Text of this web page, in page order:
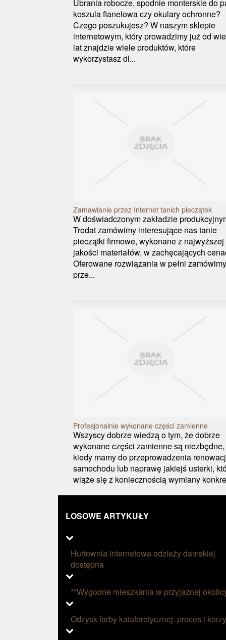
Ubrania robocze, spodnie monterskie do
koszula flanelowa czy okulary ochronne?
Czego poszukujesz? W naszym sklepie
internetowym, który prowadzimy już od
lat znajdzie wiele produktów, które
wykorzystasz dl...
Zamawianie przez Internet tanich pieczątek
W doświadczonym zakładzie
Trodat zamówimy interesujące nas tanie
pieczątki firmowe, wykonane z najwyższej
jakości materiałów, w zachęcających
Oferowane rozwiązania w pełni zamówimy
prze...
Profesjonalnie wykonane części zamienne
Wszyscy dobrze wiedzą o tym, że dobrze
wykonane części zamienne są niezbędne,
kiedy mamy do przeprowadzenia
samochodu lub naprawę jakiejś usterki,
wiąże się z koniecznością wymiany
LOSOWE ARTYKUŁY
Hurtownia internetowa odzieży damskiej
dostępna
**Wygodne mieszkania w przyjaznej
Odzysk farby kataforetycznej: proces i